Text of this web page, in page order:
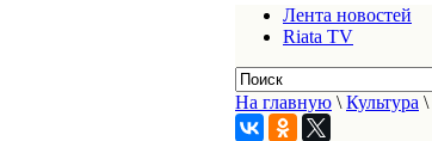
Лента новостей
Riata TV
На главную \ Культура \